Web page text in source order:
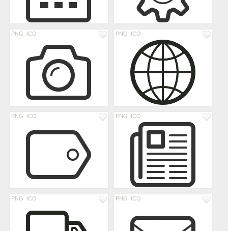
PNG ICO PNG ICO
PNG ICO PNG ICO
PNG ICO PNG ICO